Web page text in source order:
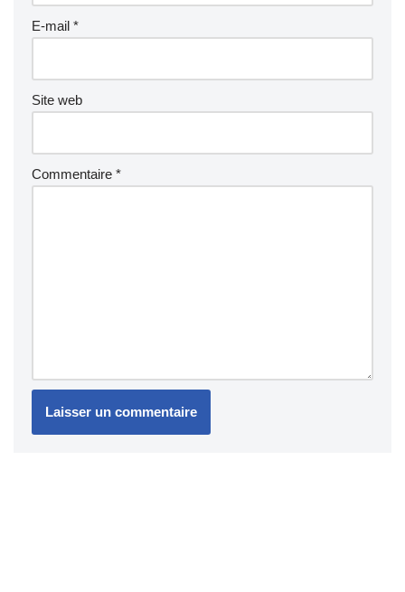
E-mail *
Site web
Commentaire *